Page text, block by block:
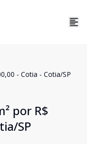
- Cotia - Cotia/SP
por R$
SP